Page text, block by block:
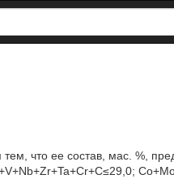
что ее состав, мас. %,